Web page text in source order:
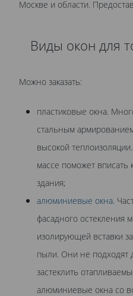
Москве и области.
Виды окон для
Можно заказать:
пластиковые окна.
стальным
высокой
массе поможет вписать
здания;
алюминиевые окна.
фасадного остекления
изолирующей вставки
пыли. Они не подходят
застеклить
алюминиевые окна со